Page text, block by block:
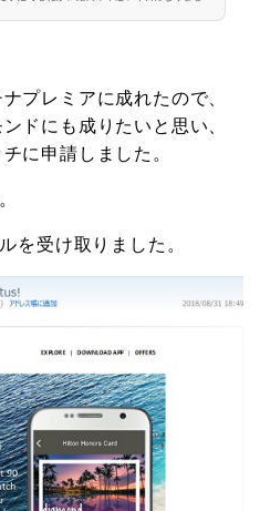
プレミアに成れたので、
ドにも成りたいと思い、
に申請しました。
を受け取りました。